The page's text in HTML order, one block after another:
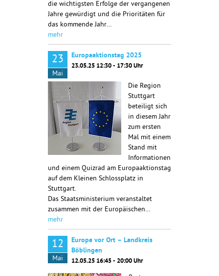
die wichtigsten Erfolge der vergangenen
Jahre gewürdigt und die Prioritäten für
das kommende Jahr…
mehr
23
Mai
Europaaktionstag 2025
23.05.25 12:30 - 17:30 Uhr
Die Region
Stuttgart
beteiligt sich
in diesem Jahr
zum ersten
Mal mit einem
Stand mit
Informationen
und einem Quizrad am Europaaktionstag
auf dem Kleinen Schlossplatz in
Stuttgart.
Das Staatsministerium veranstaltet
zusammen mit der Europäischen…
mehr
12
Mai
Europa vor Ort – Landkreis
Böblingen
12.05.25 16:45 - 20:00 Uhr